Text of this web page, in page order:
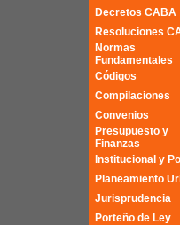
Decretos CABA
Resoluciones
Normas
Fundamentales
Códigos
Compilaciones
Convenios
Presupuesto y
Finanzas
Institucional y
Planeamiento
Jurisprudencia
Porteño de Ley